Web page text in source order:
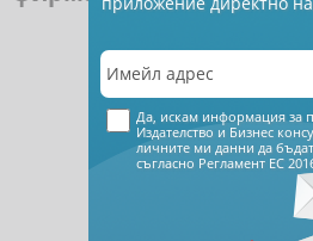
Да, искам информация за
Издателство и Бизнес
личните ми данни да
съгласно Регламент ЕС